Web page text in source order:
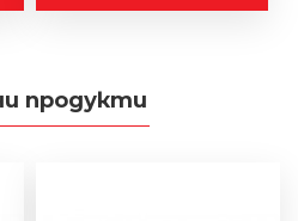
продукти